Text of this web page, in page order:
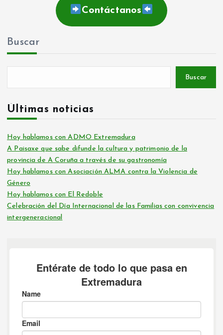
Contáctanos
Buscar
Buscar
Últimas noticias
Hoy hablamos con ADMO Extremadura
A Paisaxe que sabe difunde la cultura y patrimonio de la
provincia de A Coruña a través de su gastronomía
Hoy hablamos con Asociación ALMA contra la Violencia de
Género
Hoy hablamos con El Redoble
Celebración del Día Internacional de las Familias con convivencia
intergeneracional